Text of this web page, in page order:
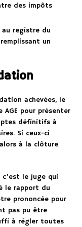
des impôts
registre du
un
achevées, le
pour présenter
définitifs à
Si ceux-ci
à la clôture
c’est le juge qui
le rapport du
prononcée pour
pas pu être
à régler toutes